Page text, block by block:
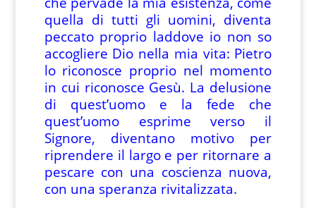
quella di tutti gli uomini, diventa
peccato proprio laddove io non so
accogliere Dio nella mia vita: Pietro
lo riconosce proprio nel momento
in cui riconosce Gesù. La delusione
di quest’uomo e la fede che
quest’uomo esprime verso il
Signore, diventano motivo per
riprendere il largo e per ritornare a
pescare con una coscienza nuova,
con una speranza rivitalizzata.